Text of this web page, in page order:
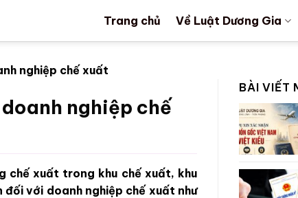
Trang chủ Về Luật Dương Gia
nghiệp chế xuất
nghiệp chế
chế xuất trong khu chế xuất, khu
với doanh nghiệp chế xuất như
BÀI VIẾT